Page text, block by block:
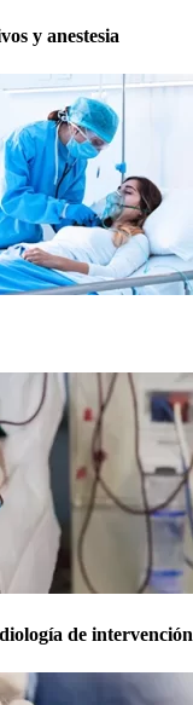
y anestesia
de intervención